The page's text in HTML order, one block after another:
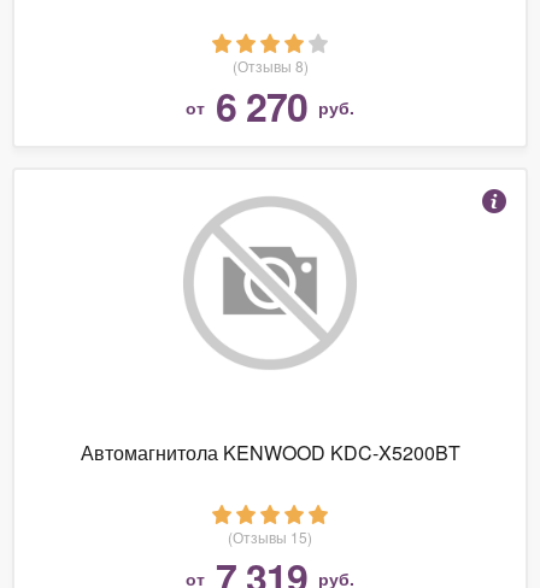
(Отзывы 8)
от 6 270 руб.
Автомагнитола KENWOOD KDC-X5200BT
(Отзывы 15)
от 7 319 руб.